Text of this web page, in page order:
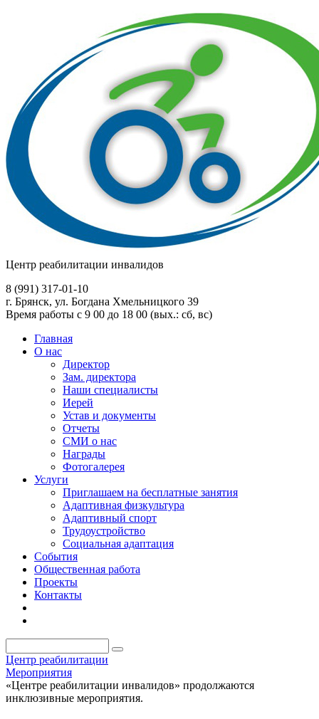
Центр реабилитации инвалидов
8 (991) 317-01-10
г. Брянск, ул. Богдана Хмельницкого 39
Время работы с 9 00 до 18 00 (вых.: сб, вс)
Главная
О нас
Директор
Зам. директора
Наши специалисты
Иерей
Устав и документы
Отчеты
СМИ о нас
Награды
Фотогалерея
Услуги
Приглашаем на бесплатные занятия
Адаптивная физкультура
Адаптивный спорт
Трудоустройство
Социальная адаптация
События
Общественная работа
Проекты
Контакты
Центр реабилитации
Мероприятия
«Центре реабилитации инвалидов» продолжаются
инклюзивные мероприятия.